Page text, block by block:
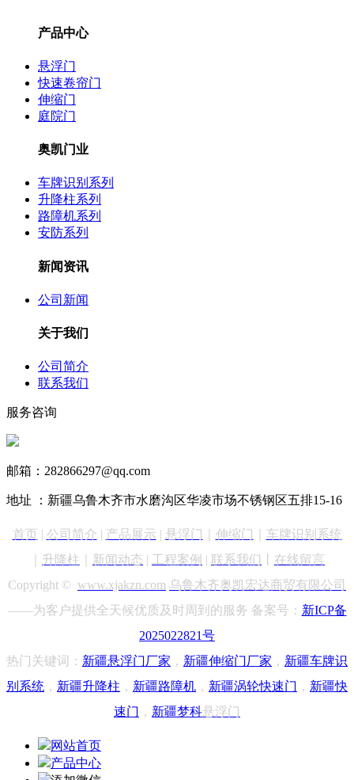
产品中心
悬浮门
快速卷帘门
伸缩门
庭院门
奥凯门业
车牌识别系列
升降柱系列
路障机系列
安防系列
新闻资讯
公司新闻
关于我们
公司简介
联系我们
服务咨询
邮箱：282866297@qq.com
地址 ：新疆乌鲁木齐市水磨沟区华凌市场不锈钢区五排15-16
首页 | 公司简介 | 产品展示 | 悬浮门 伸缩门 车牌识别 系统
升降柱 新闻动态 | 工程案例 | 联系我们
在线留言
Copyright © www.xjakzn.com 乌鲁木齐奥凯宏达商贸有限公司
——为客户提供全天候优质及时周到的服务 备案号： 新ICP备
2025022821号
热门关键词： 新疆悬浮门厂家 ， 新疆伸缩门厂家 ， 新疆车牌识
别 系统 ， 新疆升降柱 ， 新疆路障机 ， 新疆涡轮快速门 ， 新疆快
速门 ， 新疆梦科悬浮门
网站首页
产品中心